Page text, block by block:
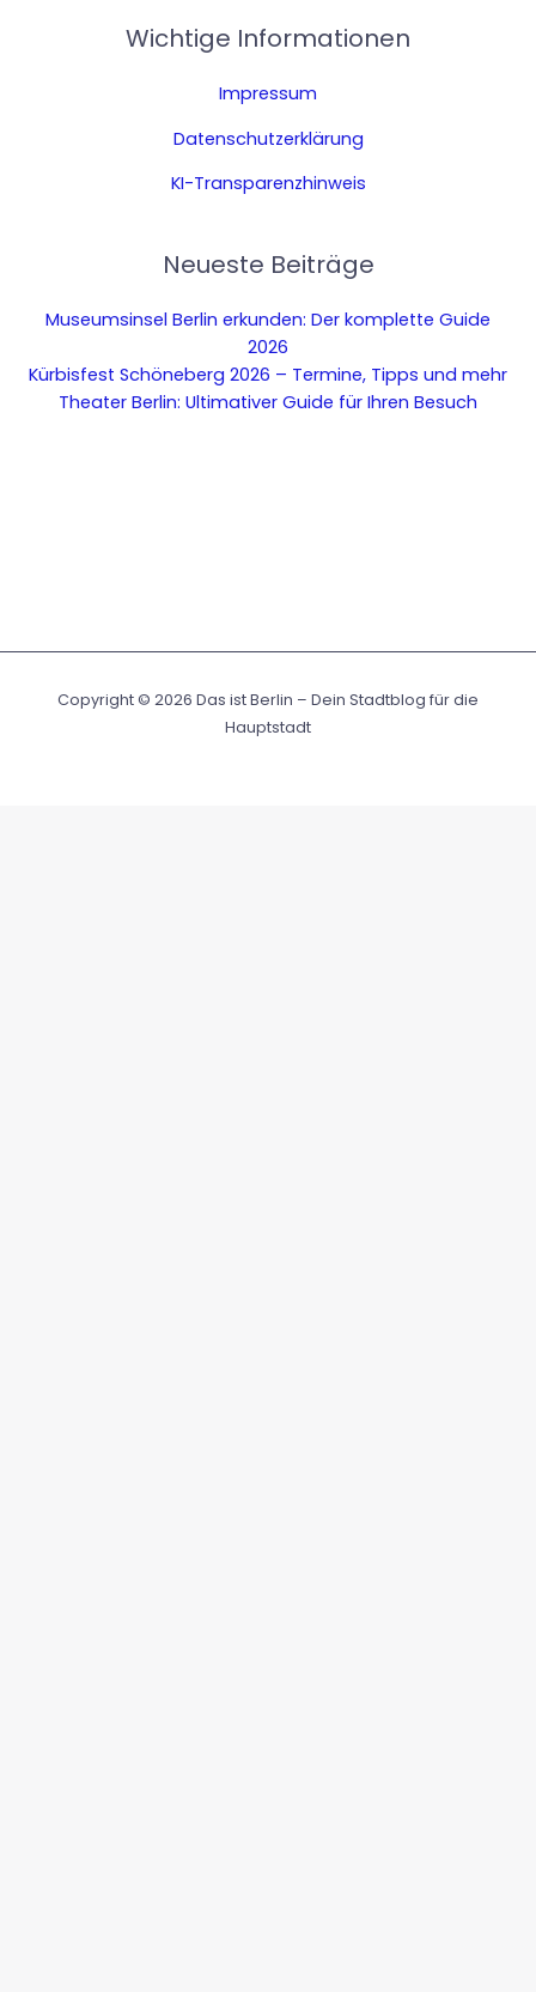
Wichtige Informationen
Impressum
Datenschutzerklärung
KI-Transparenzhinweis
Neueste Beiträge
Museumsinsel Berlin erkunden: Der komplette Guide
2026
Kürbisfest Schöneberg 2026 – Termine, Tipps und mehr
Theater Berlin: Ultimativer Guide für Ihren Besuch
Copyright © 2026 Das ist Berlin – Dein Stadtblog für die
Hauptstadt